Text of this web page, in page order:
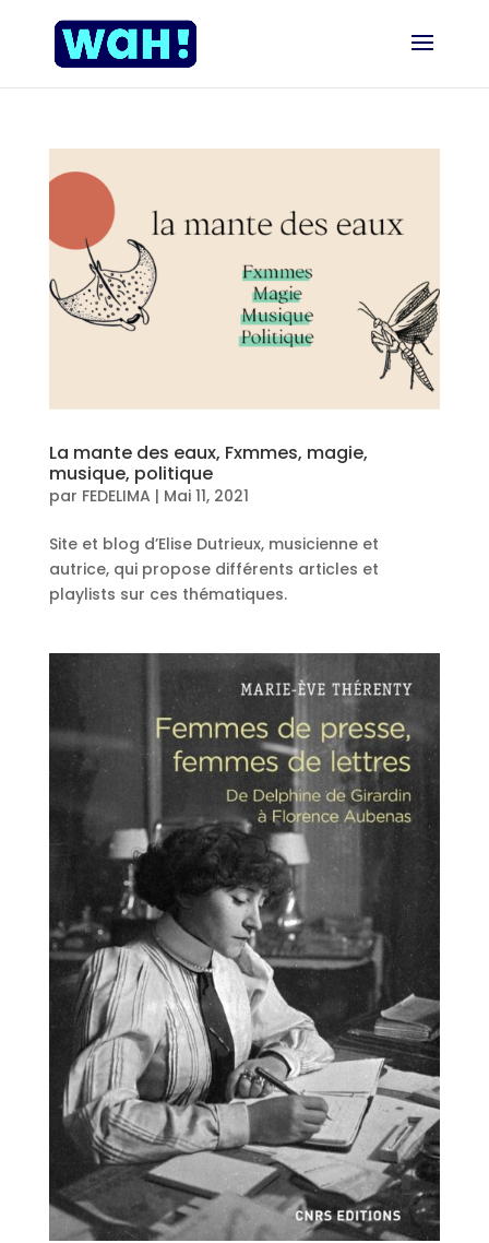
La mante des eaux, Fxmmes, magie,
musique, politique
par FEDELIMA | Mai 11, 2021
Site et blog d’Elise Dutrieux, musicienne et
autrice, qui propose différents articles et
playlists sur ces thématiques.